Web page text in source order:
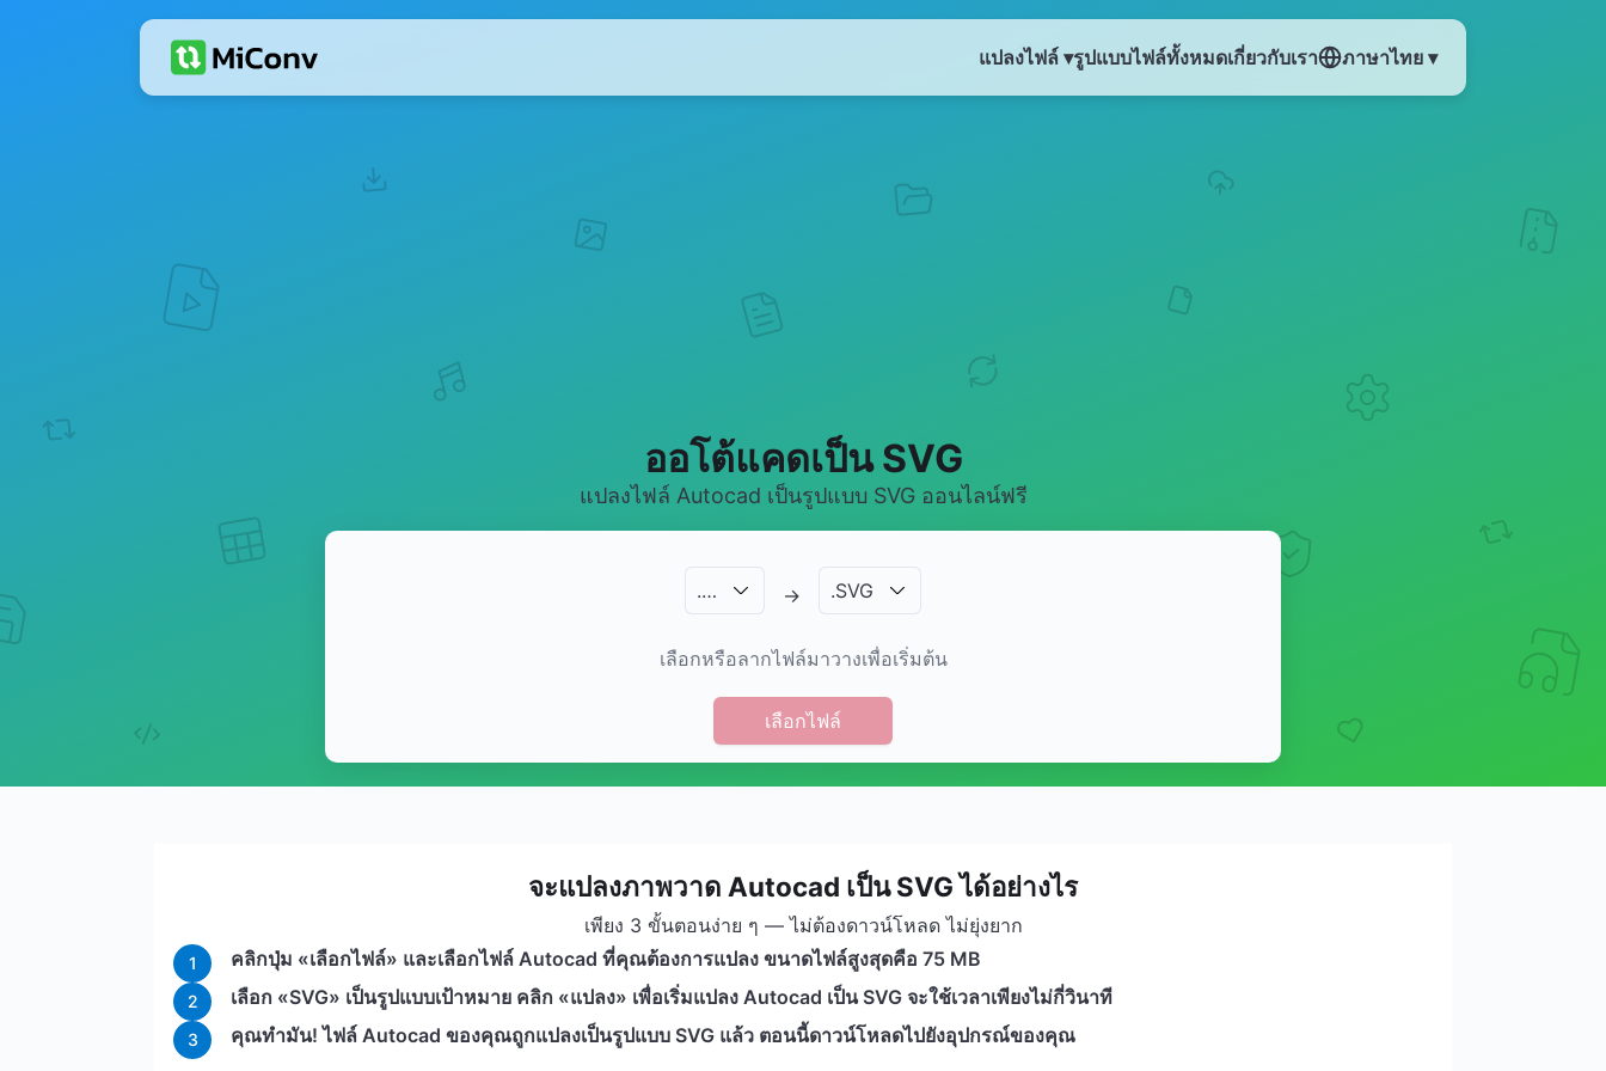
แปลงไฟล์ ▾รูปแบบไฟล์ทั้งหมดเกี่ยวกับเรา ภาษาไทย ▾
ออโต้แคดเป็น SVG
แปลงไฟล์ Autocad เป็นรูปแบบ SVG ออนไลน์ฟรี
.… → .SVG
เลือกหรือลากไฟล์มาวางเพื่อเริ่มต้น
เลือกไฟล์
จะแปลงภาพวาด Autocad เป็น SVG ได้อย่างไร
เพียง 3 ขั้นตอนง่าย ๆ — ไม่ต้องดาวน์โหลด ไม่ยุ่งยาก
1 คลิกปุ่ม «เลือกไฟล์» และเลือกไฟล์ Autocad ที่คุณต้องการแปลง ขนาดไฟล์สูงสุดคือ 75 MB
2 เลือก «SVG» เป็นรูปแบบเป้าหมาย คลิก «แปลง» เพื่อเริ่มแปลง Autocad เป็น SVG จะใช้เวลาเพียงไม่กี่วินาที
3 คุณทำมัน! ไฟล์ Autocad ของคุณถูกแปลงเป็นรูปแบบ SVG แล้ว ตอนนี้ดาวน์โหลดไปยังอุปกรณ์ของคุณ